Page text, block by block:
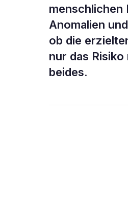
menschlichen
Anomalien
ob die
nur das
beides.